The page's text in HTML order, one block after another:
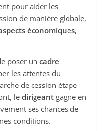
pour aider les
de manière globale,
économiques,
poser uncadre
les attentes du
de cession étape
ledirigeant gagne en
ses chances de
conditions.